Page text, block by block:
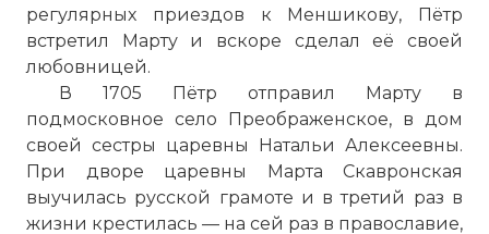
регулярных приездов к Меншикову, Пётр
встретил Марту и вскоре сделал её своей
любовницей.
В 1705 Пётр отправил Марту в
подмосковное село Преображенское, в дом
своей сестры царевны Натальи Алексеевны.
При дворе царевны Марта Скавронская
выучилась русской грамоте и в третий раз в
жизни крестилась — на сей раз в православие,